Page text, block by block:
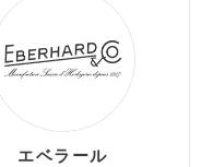
エベラール